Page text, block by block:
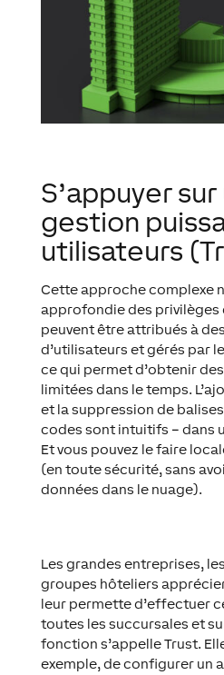
S’appuyer sur
gestion
utilisateurs
Cette approche complexe
approfondie des privilèges
peuvent être attribués à
d’utilisateurs et gérés par
ce qui permet d’obtenir
limitées dans le temps.
et la suppression de
codes sont intuitifs – dans
Et vous pouvez le faire
(en toute sécurité, sans
données dans le nuage).
Les grandes entreprises,
groupes hôteliers
leur permette d’effectuer
toutes les succursales et
fonction s’appelle Trust.
exemple, de configurer un